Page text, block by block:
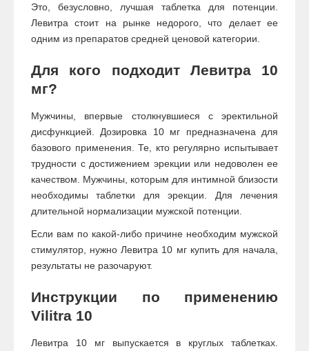
Это, безусловно, лучшая таблетка для потенции.
Левитра стоит на рынке недорого, что делает ее
одним из препаратов средней ценовой категории.
Для кого подходит Левитра 10
мг?
Мужчины, впервые столкнувшиеся с эректильной
дисфункцией. Дозировка 10 мг предназначена для
базового применения. Те, кто регулярно испытывает
трудности с достижением эрекции или недоволен ее
качеством. Мужчины, которым для интимной близости
необходимы таблетки для эрекции. Для лечения
длительной нормализации мужской потенции.
Если вам по какой-либо причине необходим мужской
стимулятор, нужно Левитра 10 мг купить для начала,
результаты не разочаруют.
Инструкции по применению
Vilitra 10
Левитра 10 мг выпускается в круглых таблетках.